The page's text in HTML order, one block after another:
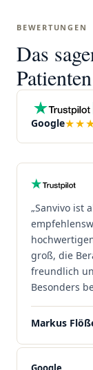
BEWERTUNGEN
Das
Google
„Sanvivo ist
groß, die
freundlich
Besonders
der
alles läuft
sind extrem
Mal viel Zeit
Markus